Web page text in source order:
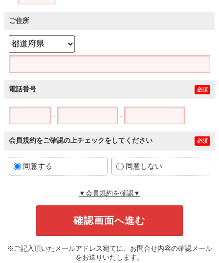
ご住所
電話番号 必須
- -
会員規約をご確認の上チェックをしてください 必須
同意する 同意しない
▼会員規約を確認▼
※ご記入頂いたメールアドレス宛てに、お問合せ内容の確認メール
をお送りいたします。